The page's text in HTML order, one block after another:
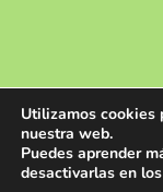
Utilizamos cookies
nuestra web.
Puedes aprender
desactivarlas en los